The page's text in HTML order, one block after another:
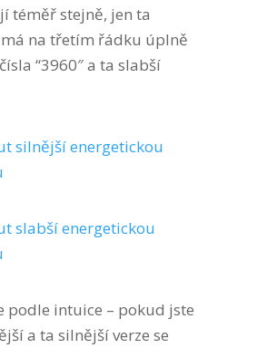
téměř stejně, jen ta
na třetím řádku úplně
“3960″ a ta slabší
silnější energetickou
slabší energetickou
podle intuice – pokud jste
a ta silnější verze se